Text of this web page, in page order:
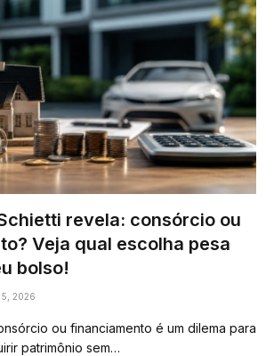
revela: consórcio ou
Veja qual escolha pesa
bolso!
2026
ou financiamento é um dilema para
patrimônio sem…